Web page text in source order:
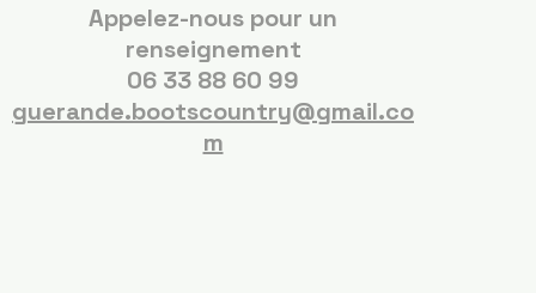
Appelez-nous pour un
renseignement
06 33 88 60 99
guerande.bootscountry@gmail.co
m